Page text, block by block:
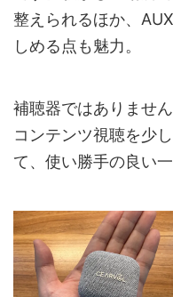
整えられるほか、
しめる点も魅力。
補聴器ではありませ
コンテンツ視聴を少
て、使い勝手の良い